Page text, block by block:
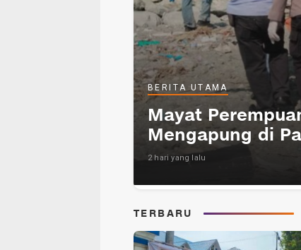
BERITA UTAMA
Mayat
Mengapung di
2 hari yang lalu
TERBARU